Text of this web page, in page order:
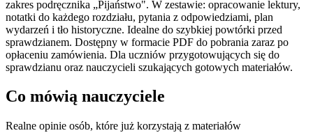
zakres podręcznika „Pijaństwo". W zestawie: opracowanie lektury,
notatki do każdego rozdziału, pytania z odpowiedziami, plan
wydarzeń i tło historyczne. Idealne do szybkiej powtórki przed
sprawdzianem. Dostępny w formacie PDF do pobrania zaraz po
opłaceniu zamówienia. Dla uczniów przygotowujących się do
sprawdzianu oraz nauczycieli szukających gotowych materiałów.
Co mówią nauczyciele
Realne opinie osób, które już korzystają z materiałów